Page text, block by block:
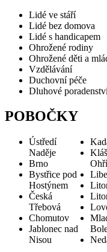
Lidé ve stáří
Lidé bez domova
Lidé s handicapem
Ohrožené rodiny
Ohrožené děti a
Vzdělávání
Duchovní péče
Dluhové
POBOČKY
Ústředí
Naděje
Brno
Bystřice pod
Hostýnem
Česká
Třebová
Chomutov
Jablonec nad
Nisou
Ohří